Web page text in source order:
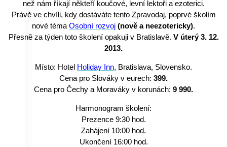
než nám říkají někteří koučové, levní lektoři a ezoterici.
Právě ve chvíli, kdy dostáváte tento Zpravodaj, poprvé školím
nové téma Osobní rozvoj (nově a neezotericky).
Přesně za týden toto školení opakuji v Bratislavě. V úterý 3. 12.
2013.
Místo: Hotel Holiday Inn, Bratislava, Slovensko.
Cena pro Slováky v eurech: 399.
Cena pro Čechy a Moraváky v korunách: 9 990.
Harmonogram školení:
Prezence 9:30 hod.
Zahájení 10:00 hod.
Ukončení 16:00 hod.